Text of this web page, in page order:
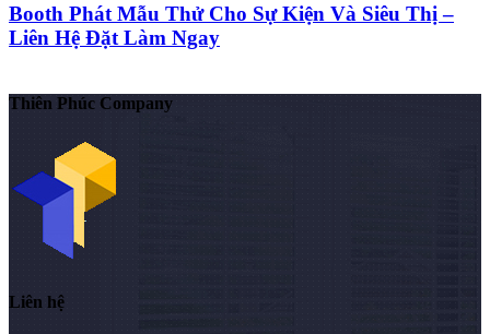
Booth Phát Mẫu Thử Cho Sự Kiện Và Siêu Thị –
Liên Hệ Đặt Làm Ngay
Thiên Phúc Company
Liên hệ